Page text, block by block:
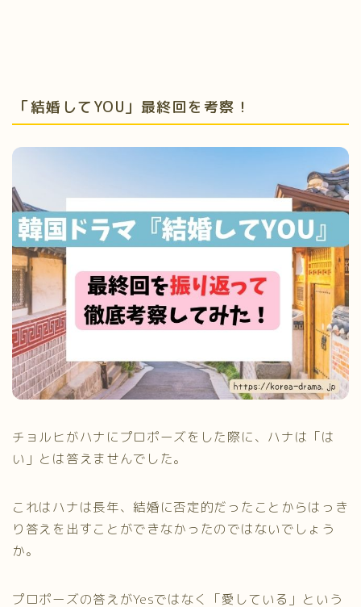
「結婚してYOU」最終回を考察！
チョルヒがハナにプロポーズをした際に、ハナは「は
い」とは答えませんでした。
これはハナは長年、結婚に否定的だったことからはっき
り答えを出すことができなかったのではないでしょう
か。
プロポーズの答えがYesではなく「愛している」という